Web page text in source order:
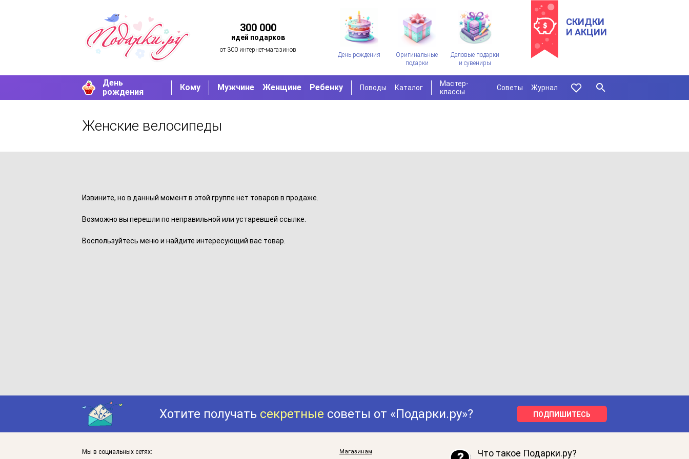
300 000
идей подарков
от 300 интернет-магазинов
День рождения
Оригинальные
подарки
Деловые подарки
и сувениры
СКИДКИ
И АКЦИИ
День
рождения
Кому Мужчине Женщине Ребенку Поводы Каталог
Мастер-
классы
Советы Журнал
Женские велосипеды
Извините, но в данный момент в этой группе нет товаров в продаже.
Возможно вы перешли по неправильной или устаревшей ссылке.
Воспользуйтесь меню и найдите интересующий вас товар.
Хотите получать секретные советы от «Подарки.ру»? ПОДПИШИТЕСЬ
Мы в социальных сетях: Магазинам Что такое Подарки.ру?